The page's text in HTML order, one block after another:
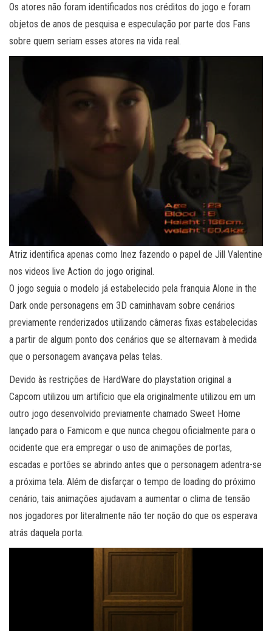
Os atores não foram identificados nos créditos do jogo e foram
objetos de anos de pesquisa e especulação por parte dos Fans
sobre quem seriam esses atores na vida real.
Atriz identifica apenas como Inez fazendo o papel de Jill Valentine
nos videos live Action do jogo original.
O jogo seguia o modelo já estabelecido pela franquia Alone in the
Dark onde personagens em 3D caminhavam sobre cenários
previamente renderizados utilizando câmeras fixas estabelecidas
a partir de algum ponto dos cenários que se alternavam à medida
que o personagem avançava pelas telas.
Devido às restrições de HardWare do playstation original a
Capcom utilizou um artifício que ela originalmente utilizou em um
outro jogo desenvolvido previamente chamado Sweet Home
lançado para o Famicom e que nunca chegou oficialmente para o
ocidente que era empregar o uso de animações de portas,
escadas e portões se abrindo antes que o personagem adentra-se
a próxima tela. Além de disfarçar o tempo de loading do próximo
cenário, tais animações ajudavam a aumentar o clima de tensão
nos jogadores por literalmente não ter noção do que os esperava
atrás daquela porta.